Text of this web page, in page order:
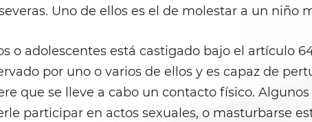
Uno de ellos es el de molestar a un niño
o adolescentes está castigado bajo el artículo
por uno o varios de ellos y es capaz de
que se lleve a cabo un contacto físico.
participar en actos sexuales, o masturbarse